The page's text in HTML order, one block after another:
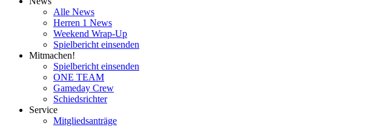
Alle News
Herren 1 News
Weekend Wrap-Up
Spielbericht einsenden
Mitmachen!
Spielbericht einsenden
ONE TEAM
Gameday Crew
Schiedsrichter
Service
Mitgliedsanträge